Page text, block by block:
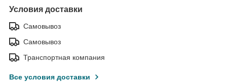
Условия доставки
Самовывоз
Самовывоз
Транспортная компания
Все условия доставки